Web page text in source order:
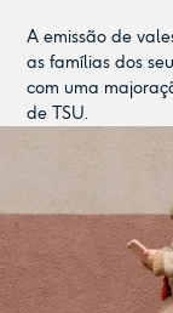
A emissão de
as famílias dos
com uma
de TSU.